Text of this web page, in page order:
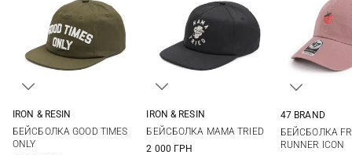
IRON & RESIN
БЕЙСБОЛКА GOOD TIMES
ONLY
IRON & RESIN
БЕЙСБОЛКА MAMA TRIED
2 000 ГРН
47 BRAND
БЕЙСБОЛКА
RUNNER ICON